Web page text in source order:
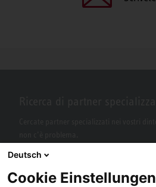
Deutsch
Cookie Einstellungen